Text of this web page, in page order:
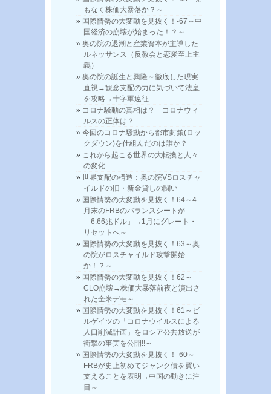
もなく株価大暴落か？～
国際情勢の大変動を見抜く！-67～中
国経済の崩壊が始まった！？～
奥の院の退潮と産業資本が主導した
ルネッサンス（反教会と恋愛至上主
義）
奥の院の誕生と興隆～徹底した現実
直視→観念支配の力に気づいて法皇
を攻略→十字軍遠征
コロナ騒動の真相は？ コロナウィ
ルスの正体は？
今回のコロナ騒動から都市封鎖(ロッ
クダウン)を仕組んだのは誰か？
これから起こる世界の大転換と人々
の変化
世界支配の構造：奥の院VSロスチャ
イルドの旧・新金貸しの闘い
国際情勢の大変動を見抜く！64～4
月末のFRBのバランスシートが
「6.66兆ドル」→1月にグレート・
リセットへ～
国際情勢の大変動を見抜く！63～奥
の院がロスチャイルド攻撃開始
か！？～
国際情勢の大変動を見抜く！62～
CLO崩壊→株価大暴落前夜と演出さ
れた全米デモ～
国際情勢の大変動を見抜く！61～ビ
ルゲイツの「コロナウイルスによる
人口削減計画」をロシア公共放送が
衝撃の事実を公開!!～
国際情勢の大変動を見抜く！-60～
FRBが史上初めてジャンク債を買い
支えることを表明→中国の動きに注
目～